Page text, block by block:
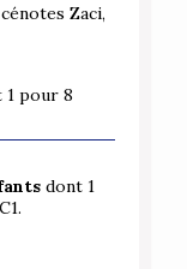
Zaci,
1 pour 8
dont 1